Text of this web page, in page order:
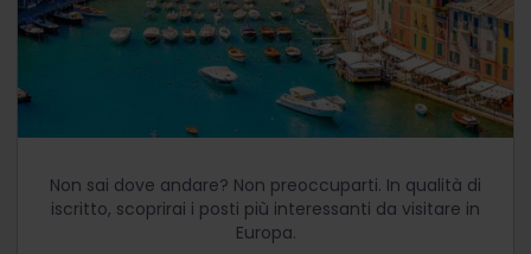
Non sai dove andare? Non preoccuparti. In qualità di
iscritto, scoprirai i posti più interessanti da visitare in
Europa.